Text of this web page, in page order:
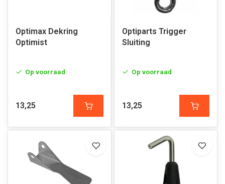
Optimax Dekring
Optimist
Op voorraad
13,25
Optiparts Trigger
Sluiting
Op voorraad
13,25